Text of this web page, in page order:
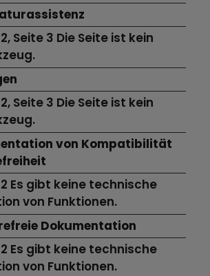
Seite 3 Die Seite ist kein
Seite 3 Die Seite ist kein
von Kompatibilität
Es gibt keine technische
von Funktionen.
Dokumentation
Es gibt keine technische
von Funktionen.